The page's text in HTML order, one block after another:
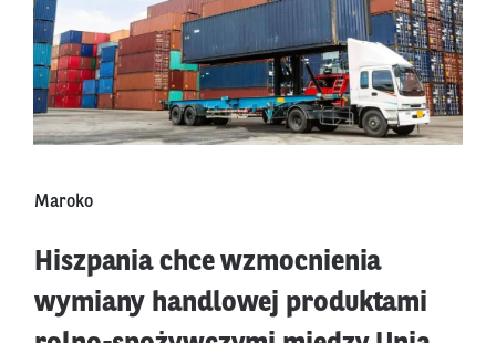
Maroko
Hiszpania chce wzmocnienia
wymiany handlowej produktami